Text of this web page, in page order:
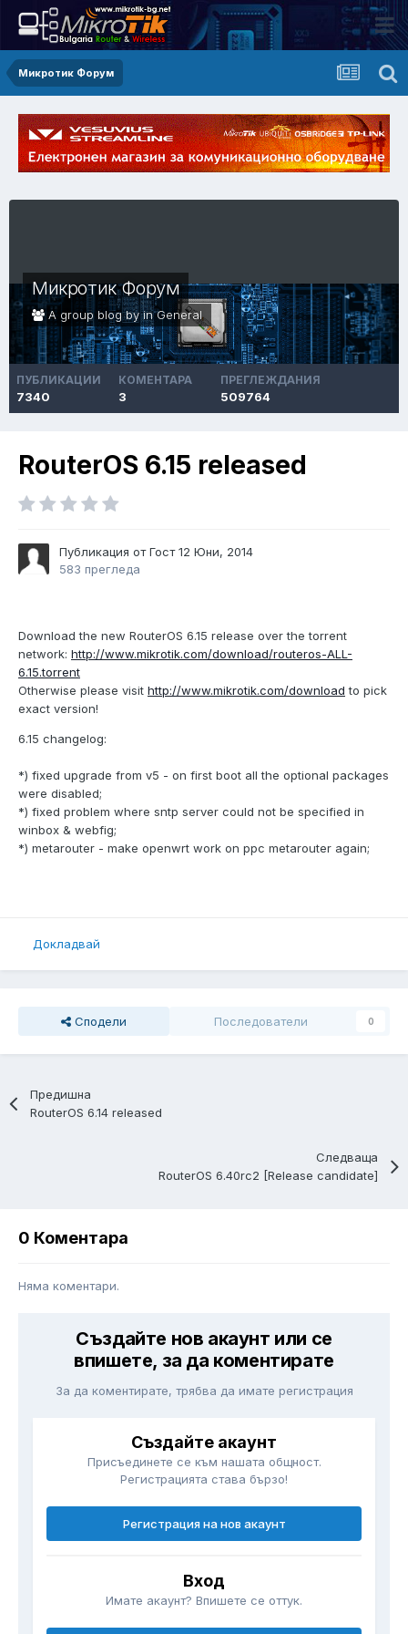
Микротик Форум
Микротик Форум
A group blog by inGeneral
ПУБЛИКАЦИИ
7340
КОМЕНТАРА
3
ПРЕГЛЕЖДАНИЯ
509764
RouterOS 6.15 released
Публикация от Гост12 Юни, 2014
583 прегледа
Download the new RouterOS 6.15 release over the torrent
network: http://www.mikrotik.com/download/routeros-ALL-
6.15.torrent
Otherwise please visit http://www.mikrotik.com/download to pick
exact version!
6.15 changelog:
*) fixed upgrade from v5 - on first boot all the optional packages
were disabled;
*) fixed problem where sntp server could not be specified in
winbox & webfig;
*) metarouter - make openwrt work on ppc metarouter again;
Докладвай
Сподели Последователи 0
Предишна
RouterOS 6.14 released
Следваща
RouterOS 6.40rc2 [Release candidate]
0 Коментара
Няма коментари.
Създайте нов акаунт или се
впишете, за да коментирате
За да коментирате, трябва да имате регистрация
Създайте акаунт
Присъединете се към нашата общност.
Регистрацията става бързо!
Регистрация на нов акаунт
Вход
Имате акаунт? Впишете се оттук.